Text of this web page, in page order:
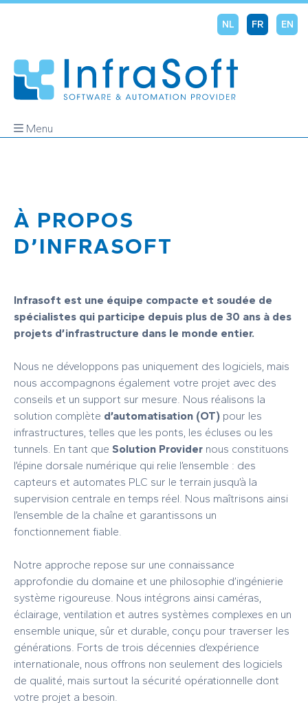
Menu
NL FR EN
À PROPOS
D’INFRASOFT
Infrasoft est une équipe compacte et soudée de
spécialistes qui participe depuis plus de 30 ans à des
projets d’infrastructure dans le monde entier.
Nous ne développons pas uniquement des logiciels, mais
nous accompagnons également votre projet avec des
conseils et un support sur mesure. Nous réalisons la
solution complète d’automatisation (OT) pour les
infrastructures, telles que les ponts, les écluses ou les
tunnels. En tant que Solution Provider nous constituons
l’épine dorsale numérique qui relie l’ensemble : des
capteurs et automates PLC sur le terrain jusqu’à la
supervision centrale en temps réel. Nous maîtrisons ainsi
l’ensemble de la chaîne et garantissons un
fonctionnement fiable.
Notre approche repose sur une connaissance
approfondie du domaine et une philosophie d’ingénierie
système rigoureuse. Nous intégrons ainsi caméras,
éclairage, ventilation et autres systèmes complexes en un
ensemble unique, sûr et durable, conçu pour traverser les
générations. Forts de trois décennies d’expérience
internationale, nous offrons non seulement des logiciels
de qualité, mais surtout la sécurité opérationnelle dont
votre projet a besoin.